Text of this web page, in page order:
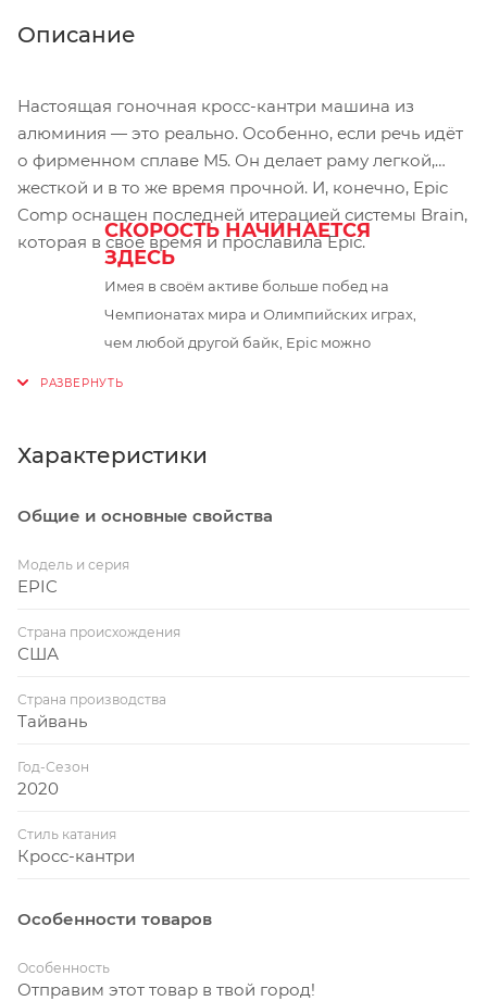
Описание
Настоящая гоночная кросс-кантри машина из
алюминия — это реально. Особенно, если речь идёт
о фирменном сплаве M5. Он делает раму легкой,
жесткой и в то же время прочной. И, конечно, Epic
Comp оснащен последней итерацией системы Brain,
которая в своё время и прославила Epic.
СКОРОСТЬ НАЧИНАЕТСЯ
ЗДЕСЬ
Имея в своём активе больше побед на
Чемпионатах мира и Олимпийских играх,
чем любой другой байк, Epic можно
ухабистый и жесткий. Не важно о каком
имеет всё, чтобы принести его владельцу
ЭФФЕКТИВНОСТЬ
ДВУХПОДВЕСА
пытается вытрясти из тебя душу, и
наоборот активирует работу подвески,
Характеристики
Общие и основные свойства
Модель и серия
EPIC
Страна происхождения
США
Страна производства
Тайвань
Год-Сезон
2020
Стиль катания
Кросс-кантри
Особенности товаров
Особенность
Отправим этот товар в твой город!